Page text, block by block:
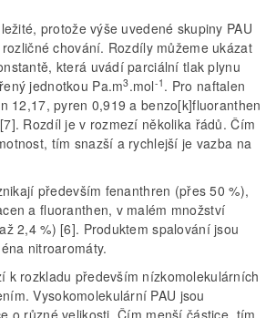
protože výše uvedené skupiny PAU
chování. Rozdíly můžeme ukázat
která uvádí parciální tlak plynu
jednotkou Pa.m3.mol-1 . Pro naftalen
12,17, pyren 0,919 a benzo[k]fluoranthen
Rozdíl je v rozmezí několika řádů. Čím
tím snazší a rychlejší je vazba na
především fenanthren (přes 50 %),
a fluoranthen, v malém množství
2,4 %) [6]. Produktem spalování jsou
nitroaromáty.
k rozkladu především nízkomolekulárních
Vysokomolekulární PAU jsou